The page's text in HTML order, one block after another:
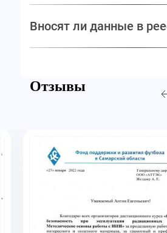
Вносят ли данные в
Отзывы